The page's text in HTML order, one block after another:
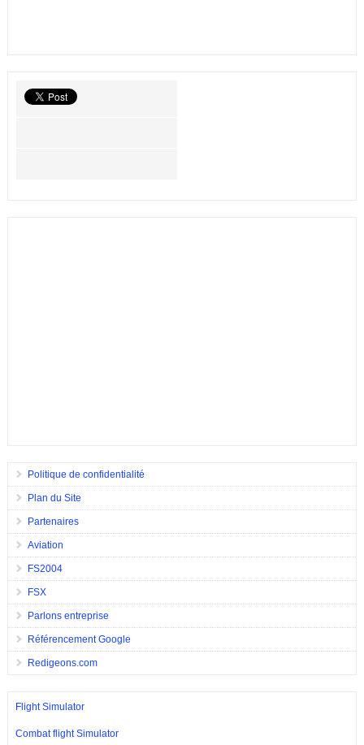
Politique de confidentialité
Plan du Site
Partenaires
Aviation
FS2004
FSX
Parlons entreprise
Référencement Google
Redigeons.com
Flight Simulator
Combat flight Simulator